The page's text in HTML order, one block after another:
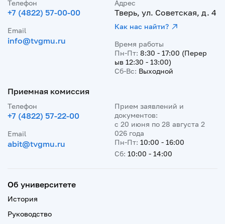
Телефон
+7 (4822) 57-00-00
Email
info@tvgmu.ru
Адрес
Тверь, ул. Советская, д. 4
Как нас найти?
Время работы
Пн-Пт: 8:30 - 17:00 (Перер
ыв 12:30 - 13:00)
Сб-Вс: Выходной
Приемная комиссия
Телефон
+7 (4822) 57-22-00
Email
abit@tvgmu.ru
Прием заявлений и
документов:
с 20 июня по 28 августа 2
026 года
Пн-Пт: 10:00 - 16:00
Сб: 10:00 - 14:00
Об университете
История
Руководство